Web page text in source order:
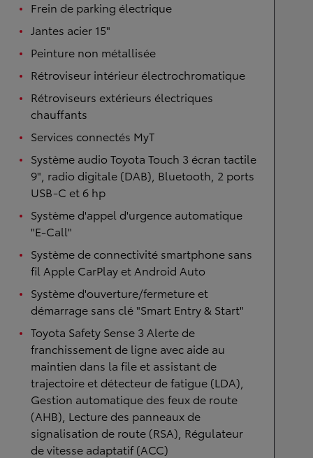
Frein de parking électrique
Jantes acier 15"
Peinture non métallisée
Rétroviseur intérieur électrochromatique
Rétroviseurs extérieurs électriques
chauffants
Services connectés MyT
Système audio Toyota Touch 3 écran tactile
9", radio digitale (DAB), Bluetooth, 2 ports
USB-C et 6 hp
Système d'appel d'urgence automatique
"E-Call"
Système de connectivité smartphone sans
fil Apple CarPlay et Android Auto
Système d'ouverture/fermeture et
démarrage sans clé "Smart Entry & Start"
Toyota Safety Sense 3 Alerte de
franchissement de ligne avec aide au
maintien dans la file et assistant de
trajectoire et détecteur de fatigue (LDA),
Gestion automatique des feux de route
(AHB), Lecture des panneaux de
signalisation de route (RSA), Régulateur
de vitesse adaptatif (ACC)